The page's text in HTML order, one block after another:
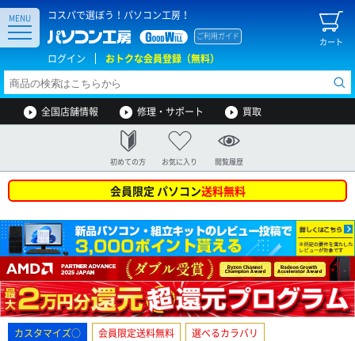
コスパで選ぼう！パソコン工房！
カート
ご利用ガイド
ログイン おトクな会員登録（無料）
MENU
全国店舗情報 修理・サポート 買取
初めての方 お気に入り 閲覧履歴
会員限定 パソコン送料無料
カスタマイズ○ 会員限定送料無料
選べるカラバリ